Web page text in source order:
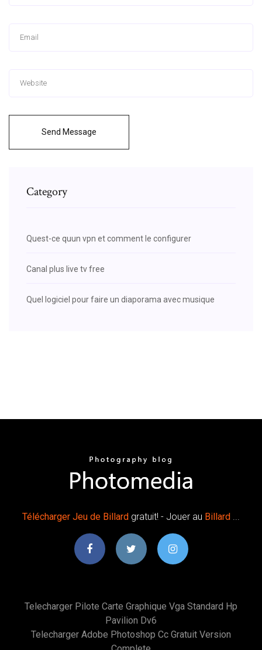
Send Message
Category
Quest-ce quun vpn et comment le configurer
Canal plus live tv free
Quel logiciel pour faire un diaporama avec musique
Télécharger Jeu de Billard gratuit! - Jouer au Billard
Telecharger Pilote Carte Graphique Vga Standard Hp
Pavilion Dv6
Telecharger Adobe Photoshop Cc Gratuit Version